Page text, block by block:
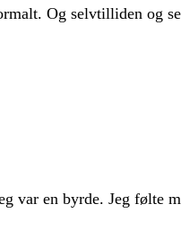
Og selvtilliden og
var en byrde. Jeg følte